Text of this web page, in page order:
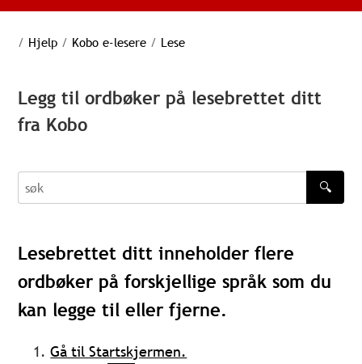
/ Hjelp / Kobo e-lesere / Lese
Legg til ordbøker på lesebrettet ditt
fra Kobo
søk
🔍
Lesebrettet ditt inneholder flere
ordbøker på forskjellige språk som du
kan legge til eller fjerne.
Gå til Startskjermen.